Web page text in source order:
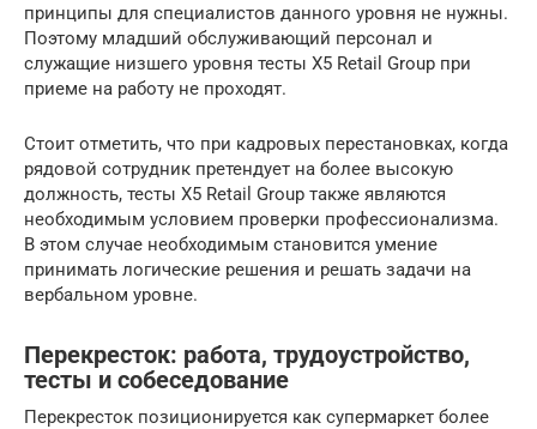
принципы для специалистов данного уровня не нужны.
Поэтому младший обслуживающий персонал и
служащие низшего уровня тесты X5 Retail Group при
приеме на работу не проходят.
Стоит отметить, что при кадровых перестановках, когда
рядовой сотрудник претендует на более высокую
должность, тесты X5 Retail Group также являются
необходимым условием проверки профессионализма.
В этом случае необходимым становится умение
принимать логические решения и решать задачи на
вербальном уровне.
Перекресток: работа, трудоустройство,
тесты и собеседование
Перекресток позиционируется как супермаркет более